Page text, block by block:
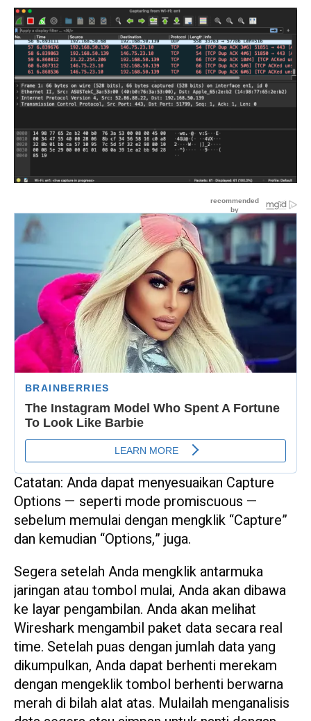
Catatan: Anda dapat menyesuaikan Capture
Options — seperti mode promiscuous —
sebelum memulai dengan mengklik “Capture”
dan kemudian “Options,” juga.
Segera setelah Anda mengklik antarmuka
jaringan atau tombol mulai, Anda akan dibawa
ke layar pengambilan. Anda akan melihat
Wireshark mengambil paket data secara real
time. Setelah puas dengan jumlah data yang
dikumpulkan, Anda dapat berhenti merekam
dengan mengeklik tombol berhenti berwarna
merah di bilah alat atas. Mulailah menganalisis